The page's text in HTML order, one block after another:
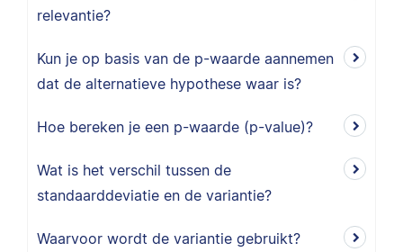
relevantie?
Kun je op basis van de p-waarde aannemen
dat de alternatieve hypothese waar is?
Hoe bereken je een p-waarde (p-value)?
Wat is het verschil tussen de
standaarddeviatie en de variantie?
Waarvoor wordt de variantie gebruikt?